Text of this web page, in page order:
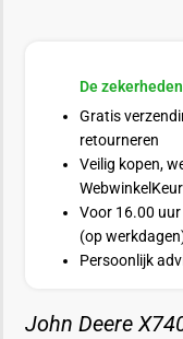
De
Gratis
retourneren
Veilig kopen,
WebwinkelKeur
Voor 16.00
(op
Persoonlijk
John Deere